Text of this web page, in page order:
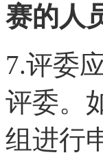
赛的人
7.评委
评委。
组进行